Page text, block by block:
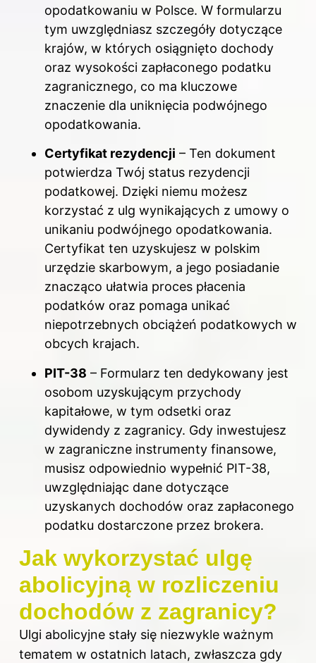
opodatkowaniu w Polsce. W formularzu
tym uwzględniasz szczegóły dotyczące
krajów, w których osiągnięto dochody
oraz wysokości zapłaconego podatku
zagranicznego, co ma kluczowe
znaczenie dla uniknięcia podwójnego
opodatkowania.
Certyfikat rezydencji – Ten dokument
potwierdza Twój status rezydencji
podatkowej. Dzięki niemu możesz
korzystać z ulg wynikających z umowy o
unikaniu podwójnego opodatkowania.
Certyfikat ten uzyskujesz w polskim
urzędzie skarbowym, a jego posiadanie
znacząco ułatwia proces płacenia
podatków oraz pomaga unikać
niepotrzebnych obciążeń podatkowych w
obcych krajach.
PIT-38 – Formularz ten dedykowany jest
osobom uzyskującym przychody
kapitałowe, w tym odsetki oraz
dywidendy z zagranicy. Gdy inwestujesz
w zagraniczne instrumenty finansowe,
musisz odpowiednio wypełnić PIT-38,
uwzględniając dane dotyczące
uzyskanych dochodów oraz zapłaconego
podatku dostarczone przez brokera.
Jak wykorzystać ulgę
abolicyjną w rozliczeniu
dochodów z zagranicy?
Ulgi abolicyjne stały się niezwykle ważnym
tematem w ostatnich latach, zwłaszcza gdy